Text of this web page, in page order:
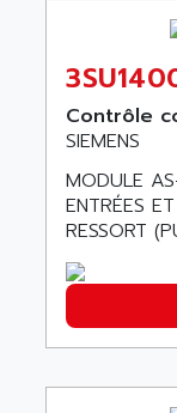
MULTI-
PCS
plc5
FLEX I/O
AGIE
AGILENT
AGILER
AGP
AGS
AGTATAC
AGUT
AHEAD
AIP
Contrôle
SIEMENS
MODULE
ENTRÉES
RESSORT